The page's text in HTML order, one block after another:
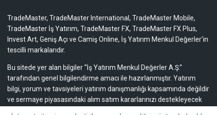
TradeMaster, TradeMaster International, TradeMaster Mobile,
TradeMaster İş Yatırım, TradeMaster FX, TradeMaster FX Plus,
Invest Art, Geniş Açı ve Camiş Online, İş Yatırım Menkul Değerler'in
tescilli markalarıdır.
Bu sitede yer alan bilgiler “İş Yatırım Menkul Değerler A.Ş.”
tarafından genel bilgilendirme amacı ile hazırlanmıştır. Yatırım
bilgi, yorum ve tavsiyeleri yatırım danışmanlığı kapsamında değildir
ve sermaye piyasasındaki alım satım kararlarınızı destekleyecek